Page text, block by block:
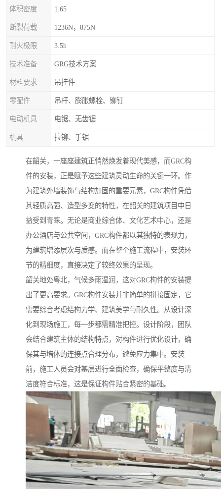
体积密度 1.65
断裂荷载 1236N，875N
耐火极限 3.5h
技术准备 GRG技术方案
材料要求 吊挂件
零配件 吊杆、膨胀螺栓、铆钉
电动机具 电锯、无齿锯
机具 拉铆、手锯
在韶关，一座座建筑正悄然焕发着现代美感，而GRC构
件的安装，正是赋予这些建筑灵动生命的关键一环。作
为建筑外墙装饰与结构加固的重要元素，GRC构件凭借
其轻质高强、造型多变的特性，在韶关的建筑项目中日
益受到青睐。无论是商业综合体、文化艺术中心，还是
办公酒店与公共空间，GRC构件都以其独特的表现力，
为建筑增添层次与质感。而在整个施工流程中，安装环
节的精细度，直接决定了较终效果的呈现。
韶关地处粤北，气候多雨湿润，这对GRC构件的安装提
出了更高要求。GRC构件安装并非简单的拼接固定，它
需要综合考虑结构力学、建筑美学与耐久性。从设计深
化到现场施工，每一步都需精准把控。设计阶段，团队
会结合建筑主体的结构特点，对构件进行优化设计，确
保其与墙体的连接点合理分布，避免应力集中。安装
前，施工人员会对基层进行全面检查，确保平整度与清
洁度符合标准，这是保证构件贴合紧密的基础。